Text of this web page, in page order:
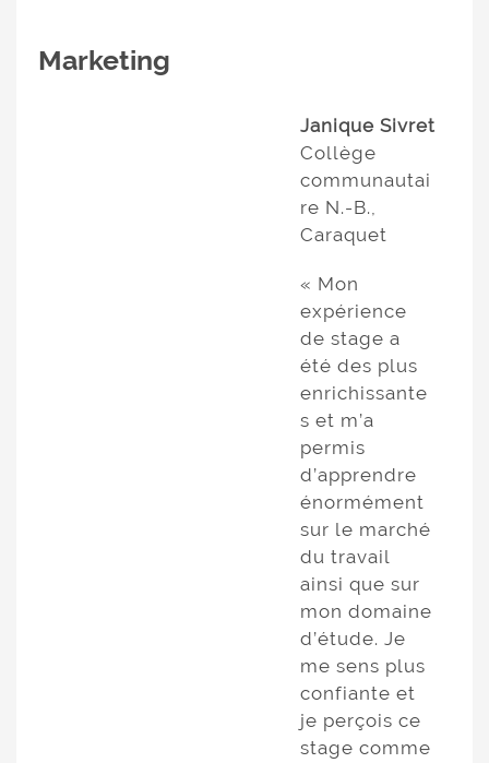
Marketing
Janique Sivret
Collège
communautai
re N.-B.,
Caraquet
« Mon
expérience
de stage a
été des plus
enrichissante
s et m’a
permis
d’apprendre
énormément
sur le marché
du travail
ainsi que sur
mon domaine
d’étude. Je
me sens plus
confiante et
je perçois ce
stage comme